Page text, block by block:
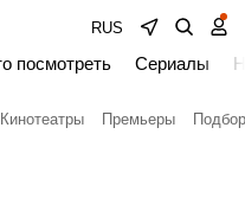
RUS
посмотреть Сериалы
Кинотеатры Премьеры